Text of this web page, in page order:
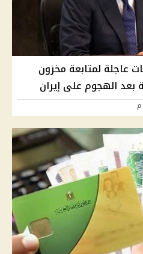
عاجلة لمتابعة مخزون
بعد الهجوم على إيران